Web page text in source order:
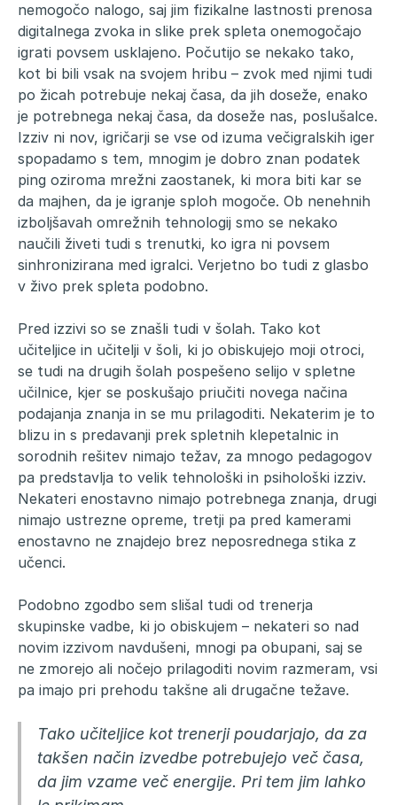
nemogočo nalogo, saj jim fizikalne lastnosti prenosa
digitalnega zvoka in slike prek spleta onemogočajo
igrati povsem usklajeno. Počutijo se nekako tako,
kot bi bili vsak na svojem hribu – zvok med njimi tudi
po žicah potrebuje nekaj časa, da jih doseže, enako
je potrebnega nekaj časa, da doseže nas, poslušalce.
Izziv ni nov, igričarji se vse od izuma večigralskih iger
spopadamo s tem, mnogim je dobro znan podatek
ping oziroma mrežni zaostanek, ki mora biti kar se
da majhen, da je igranje sploh mogoče. Ob nenehnih
izboljšavah omrežnih tehnologij smo se nekako
naučili živeti tudi s trenutki, ko igra ni povsem
sinhronizirana med igralci. Verjetno bo tudi z glasbo
v živo prek spleta podobno.
Pred izzivi so se znašli tudi v šolah. Tako kot
učiteljice in učitelji v šoli, ki jo obiskujejo moji otroci,
se tudi na drugih šolah pospešeno selijo v spletne
učilnice, kjer se poskušajo priučiti novega načina
podajanja znanja in se mu prilagoditi. Nekaterim je to
blizu in s predavanji prek spletnih klepetalnic in
sorodnih rešitev nimajo težav, za mnogo pedagogov
pa predstavlja to velik tehnološki in psihološki izziv.
Nekateri enostavno nimajo potrebnega znanja, drugi
nimajo ustrezne opreme, tretji pa pred kamerami
enostavno ne znajdejo brez neposrednega stika z
učenci.
Podobno zgodbo sem slišal tudi od trenerja
skupinske vadbe, ki jo obiskujem – nekateri so nad
novim izzivom navdušeni, mnogi pa obupani, saj se
ne zmorejo ali nočejo prilagoditi novim razmeram, vsi
pa imajo pri prehodu takšne ali drugačne težave.
Tako učiteljice kot trenerji poudarjajo, da za
takšen način izvedbe potrebujejo več časa,
da jim vzame več energije. Pri tem jim lahko